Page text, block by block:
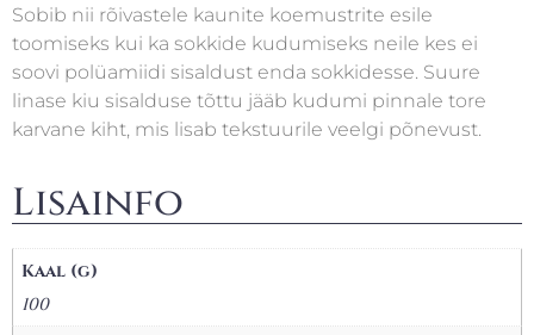
Sobib nii rõivastele kaunite koemustrite esile
toomiseks kui ka sokkide kudumiseks neile kes ei
soovi polüamiidi sisaldust enda sokkidesse. Suure
linase kiu sisalduse tõttu jääb kudumi pinnale tore
karvane kiht, mis lisab tekstuurile veelgi põnevust.
Lisainfo
Kaal (g)
100